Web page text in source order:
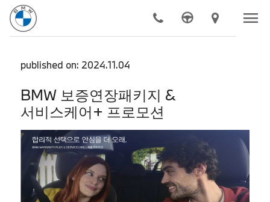
모델
전기차
구매하기
BMW 공식 서비스 chevron_right
더 알아보기 chevron_right
도이치 모터스 chevron_right
menu
published on: 2024.11.04
BMW 보증연장패키지 &
서비스케어+ 프로모션